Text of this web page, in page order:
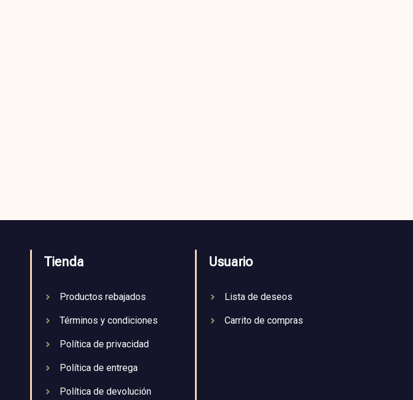
Tienda
Productos rebajados
Términos y condiciones
Política de privacidad
Política de entrega
Política de devolución
Usuario
Lista de deseos
Carrito de compras